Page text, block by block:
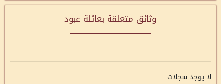
وثائق متعلقة بعائلة عبود
لا يوجد سجلات